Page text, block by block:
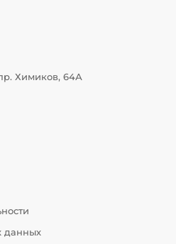
Химиков, 64А
данных